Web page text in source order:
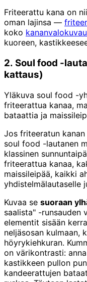
Friteerattu kana on
oman lajinsa —
koko
kuoreen,
2. Soul food -
kattaus)
Yläkuva soul food -
friteerattua kanaa,
bataattia ja
Jos friteeratun
soul food -lautanen
klassinen
friteerattua kanaa,
maissileipää, kaikki
yhdistelmälautaselle
Kuvaa se suoraan
saalista" -runsauden
elementit sisään
neljäsosan kulmaan,
höyrykiehkuran.
on värikontrasti:
kastikkeen pullon
kandeerattujen